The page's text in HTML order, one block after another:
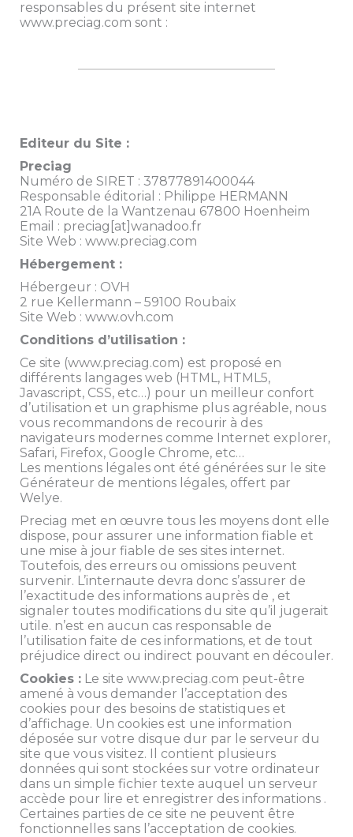
responsables du présent site internet
www.preciag.com sont :
Editeur du Site :
Preciag
Numéro de SIRET : 37877891400044
Responsable éditorial : Philippe HERMANN
21A Route de la Wantzenau 67800 Hoenheim
Email : preciag[at]wanadoo.fr
Site Web : www.preciag.com
Hébergement :
Hébergeur : OVH
2 rue Kellermann – 59100 Roubaix
Site Web : www.ovh.com
Conditions d’utilisation :
Ce site (www.preciag.com) est proposé en
différents langages web (HTML, HTML5,
Javascript, CSS, etc…) pour un meilleur confort
d’utilisation et un graphisme plus agréable, nous
vous recommandons de recourir à des
navigateurs modernes comme Internet explorer,
Safari, Firefox, Google Chrome, etc…
Les mentions légales ont été générées sur le site
Générateur de mentions légales, offert par
Welye.
Preciag met en œuvre tous les moyens dont elle
dispose, pour assurer une information fiable et
une mise à jour fiable de ses sites internet.
Toutefois, des erreurs ou omissions peuvent
survenir. L’internaute devra donc s’assurer de
l’exactitude des informations auprès de , et
signaler toutes modifications du site qu’il jugerait
utile. n’est en aucun cas responsable de
l’utilisation faite de ces informations, et de tout
préjudice direct ou indirect pouvant en découler.
Cookies : Le site www.preciag.com peut-être
amené à vous demander l’acceptation des
cookies pour des besoins de statistiques et
d’affichage. Un cookies est une information
déposée sur votre disque dur par le serveur du
site que vous visitez. Il contient plusieurs
données qui sont stockées sur votre ordinateur
dans un simple fichier texte auquel un serveur
accède pour lire et enregistrer des informations .
Certaines parties de ce site ne peuvent être
fonctionnelles sans l’acceptation de cookies.